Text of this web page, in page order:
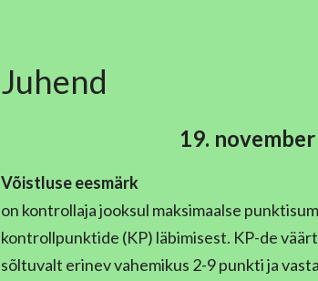
Juhend
19.
Võistluse eesmärk
on kontrollaja jooksul maksimaalse
kontrollpunktide (KP) läbimisest. KP-de
sõltuvalt erinev vahemikus 2-9 punkti ja